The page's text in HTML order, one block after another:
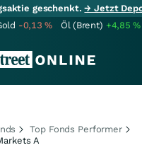
geschenkt.→ Jetzt
-0,13% Öl (Brent) +4,85%
Top Fonds Performer
A